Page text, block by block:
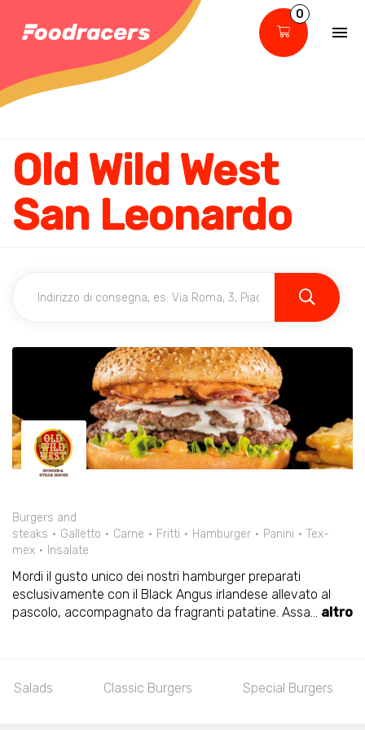
0
Old Wild West
San Leonardo
Burgers and
steaks
Galletto Carne Fritti Hamburger Panini
Tex-
mex
Insalate
Mordi il gusto unico dei nostri hamburger preparati
esclusivamente con il Black Angus irlandese allevato al
pascolo, accompagnato da fragranti patatine. Assa... altro
Salads Classic Burgers Special Burgers